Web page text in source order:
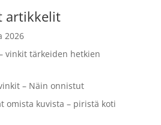
artikkelit
2026
vinkit tärkeiden hetkien
– Näin onnistut
omista kuvista – piristä koti